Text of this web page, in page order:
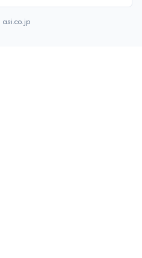
asi.co.jp